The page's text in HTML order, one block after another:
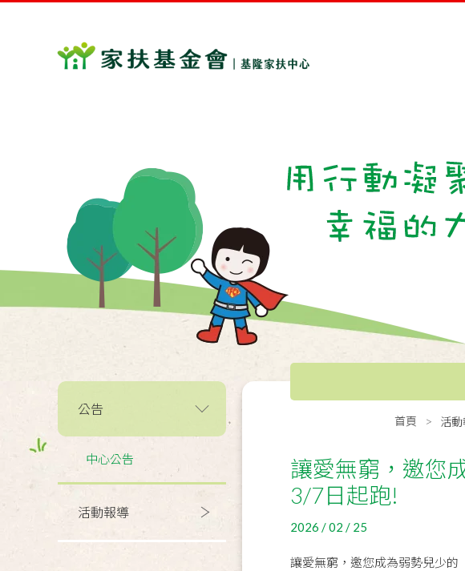
公告
中心公告
活動報導
首頁 活
讓愛無窮，邀您
3/7日起跑!
2026 / 02 / 25
讓愛無窮，邀您成為弱勢兒少